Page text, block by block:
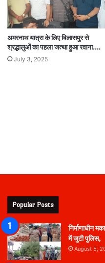
अमरनाथ यात्रा के लिए बिलासपुर से
श्रद्धालुओं का पहला जत्था हुआ रवाना….
July 3, 2025
Popular Posts
निर्माणाधीन
में जुटी पुलिस,
August 5,